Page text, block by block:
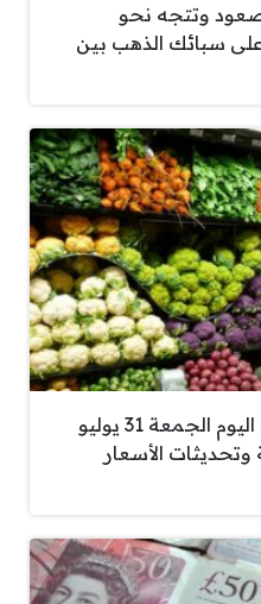
وتتجه نحو
سبائك الذهب بين
أسعار الخضراوات والفواكه اليوم الجمعة 31 يوليو
وتحديثات الأسعار